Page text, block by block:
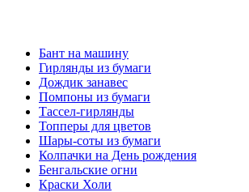
Бант на машину
Гирлянды из бумаги
Дождик занавес
Помпоны из бумаги
Тассел-гирлянды
Топперы для цветов
Шары-соты из бумаги
Колпачки на День рождения
Бенгальские огни
Краски Холи